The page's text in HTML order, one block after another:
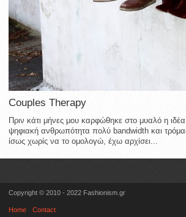
Couples Therapy
Πριν κάτι μήνες μου καρφώθηκε στο μυαλό η ιδέα
ψηφιακή ανθρωπότητα πολύ bandwidth και
ίσως χωρίς να το ομολογώ, έχω αρχίσει...
Copyright © 2010 - 2022 Fashionism.gr
Home Contact